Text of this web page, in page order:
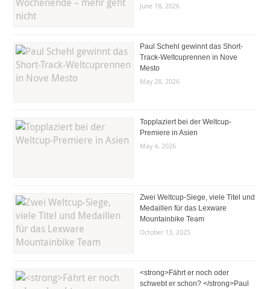
June 18, 2026
Paul Schehl gewinnt das Short-
Track-Weltcuprennen in Nove
Mesto
May 28, 2026
Topplaziert bei der Weltcup-
Premiere in Asien
May 4, 2026
Zwei Weltcup-Siege, viele Titel und
Medaillen für das Lexware
Mountainbike Team
October 13, 2025
<strong>Fährt er noch oder
schwebt er schon? </strong>Paul